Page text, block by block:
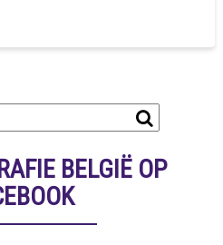
BELGIË OP